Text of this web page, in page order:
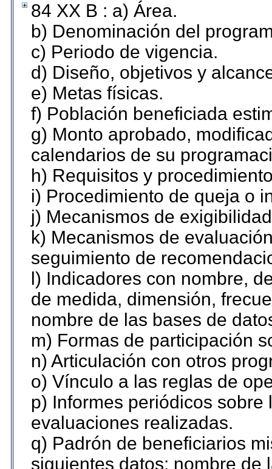
84 XX B : a) Área.
b) Denominación del
c) Periodo de vigencia.
d) Diseño, objetivos y
e) Metas físicas.
f) Población beneficiada
g) Monto aprobado,
calendarios de su
h) Requisitos y
i) Procedimiento de queja o
j) Mecanismos de
k) Mecanismos de
seguimiento de
l) Indicadores con nombre,
de medida, dimensión,
nombre de las bases de
m) Formas de participación
n) Articulación con otros
o) Vínculo a las reglas de
p) Informes periódicos
evaluaciones realizadas.
q) Padrón de beneficiarios
siguientes datos: nombre de